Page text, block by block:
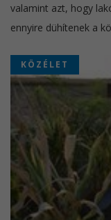
valamint azt, hogy
ennyire dühítenek a
KÖZÉLET